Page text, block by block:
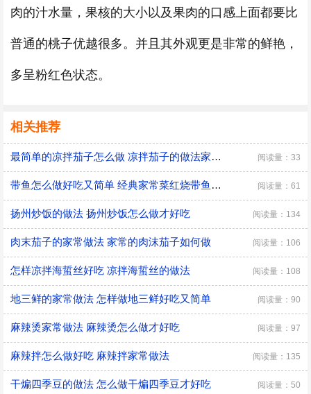
肉的汁水量，果核的大小以及果肉的口感上面都要比
普通的桃子优越很多。并且其外观更是非常的鲜艳，
多呈粉红色状态。
相关推荐
最简单的凉拌茄子怎么做 凉拌茄子的做法家常窍门 阅读量：33
带鱼怎么做好吃又简单 经典家常菜红烧带鱼的做法 阅读量：61
扬州炒饭的做法 扬州炒饭怎么做才好吃 阅读量：134
肉末茄子的家常做法 家常的肉沫茄子如何做 阅读量：106
怎样凉拌海蜇丝好吃 凉拌海蜇丝的做法 阅读量：108
地三鲜的家常做法 怎样做地三鲜好吃又简单 阅读量：90
麻辣烫家常做法 麻辣烫怎么做才好吃 阅读量：97
麻辣拌怎么做好吃 麻辣拌家常做法 阅读量：135
干煸四季豆的做法 怎么做干煸四季豆才好吃 阅读量：50